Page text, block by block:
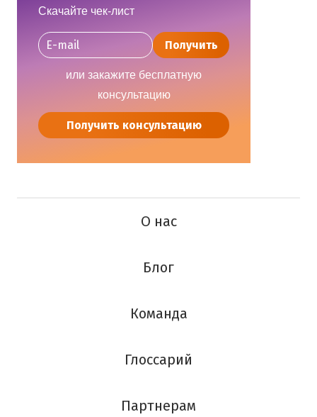
Скачайте чек-лист
Получить
или закажите бесплатную
консультацию
Получить консультацию
О нас
Блог
Команда
Глоссарий
Партнерам